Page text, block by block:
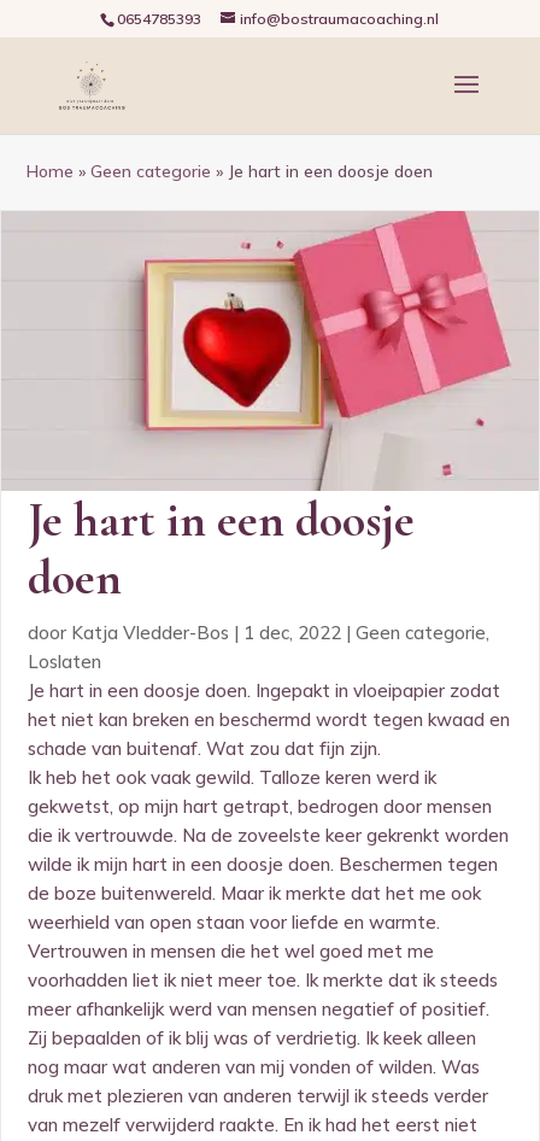
0654785393 info@bostraumacoaching.nl
Home »Geen categorie » Je hart in een doosje doen
Je hart in een doosje
doen
door Katja Vledder-Bos | 1 dec, 2022 |Geen categorie,
Loslaten
Je hart in een doosje doen. Ingepakt in vloeipapier zodat
het niet kan breken en beschermd wordt tegen kwaad en
schade van buitenaf. Wat zou dat fijn zijn.
Ik heb het ook vaak gewild. Talloze keren werd ik
gekwetst, op mijn hart getrapt, bedrogen door mensen
die ik vertrouwde. Na de zoveelste keer gekrenkt worden
wilde ik mijn hart in een doosje doen. Beschermen tegen
de boze buitenwereld. Maar ik merkte dat het me ook
weerhield van open staan voor liefde en warmte.
Vertrouwen in mensen die het wel goed met me
voorhadden liet ik niet meer toe. Ik merkte dat ik steeds
meer afhankelijk werd van mensen negatief of positief.
Zij bepaalden of ik blij was of verdrietig. Ik keek alleen
nog maar wat anderen van mij vonden of wilden. Was
druk met plezieren van anderen terwijl ik steeds verder
van mezelf verwijderd raakte. En ik had het eerst niet